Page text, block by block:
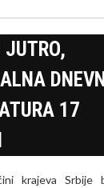
JUTRO,
17
krajeva Srbije